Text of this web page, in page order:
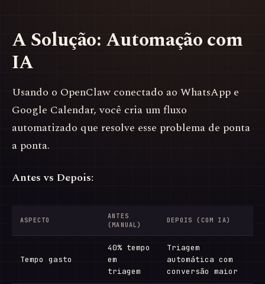
A Solução: Automação com
IA
Usando o OpenClaw conectado ao WhatsApp e
Google Calendar, você cria um fluxo
automatizado que resolve esse problema de ponta
a ponta.
Antes vs Depois:
ASPECTO
ANTES
(MANUAL)
DEPOIS (COM IA)
Tempo gasto
40% tempo
em
triagem
Triagem
automática com
conversão maior